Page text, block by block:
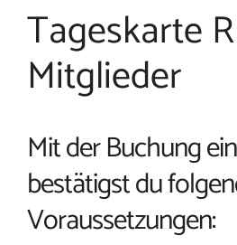
Tageskarte
Mitglieder
Mit der Buchung
bestätigst du
Voraussetzungen: